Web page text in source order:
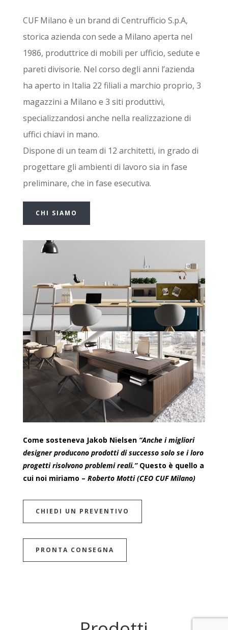
CUF Milano è un brand di Centrufficio S.p.A,
storica azienda con sede a Milano aperta nel
1986, produttrice di mobili per ufficio, sedute e
pareti divisorie. Nel corso degli anni l’azienda
ha aperto in Italia 22 filiali a marchio proprio, 3
magazzini a Milano e 3 siti produttivi,
specializzandosi anche nella realizzazione di
uffici chiavi in mano.
Dispone di un team di 12 architetti, in grado di
progettare gli ambienti di lavoro sia in fase
preliminare, che in fase esecutiva.
CHI SIAMO
Come sosteneva Jakob Nielsen “Anche i migliori
designer producono prodotti di successo solo se i loro
progetti risolvono problemi reali.”Questo è quello a
cui noi miriamo – Roberto Motti (CEO CUF Milano)
CHIEDI UN PREVENTIVO
PRONTA CONSEGNA